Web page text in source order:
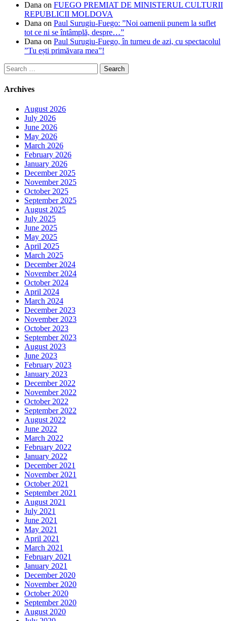
Dana on FUEGO PREMIAT DE MINISTERUL CULTURII
REPUBLICII MOLDOVA
Dana on Paul Surugiu-Fuego: ”Noi oamenii punem la suflet
tot ce ni se întâmplă, despre…”
Dana on Paul Surugiu-Fuego, în turneu de azi, cu spectacolul
”Tu ești primăvara mea”!
Search
for:
Archives
August 2026
July 2026
June 2026
May 2026
March 2026
February 2026
January 2026
December 2025
November 2025
October 2025
September 2025
August 2025
July 2025
June 2025
May 2025
April 2025
March 2025
December 2024
November 2024
October 2024
April 2024
March 2024
December 2023
November 2023
October 2023
September 2023
August 2023
June 2023
February 2023
January 2023
December 2022
November 2022
October 2022
September 2022
August 2022
June 2022
March 2022
February 2022
January 2022
December 2021
November 2021
October 2021
September 2021
August 2021
July 2021
June 2021
May 2021
April 2021
March 2021
February 2021
January 2021
December 2020
November 2020
October 2020
September 2020
August 2020